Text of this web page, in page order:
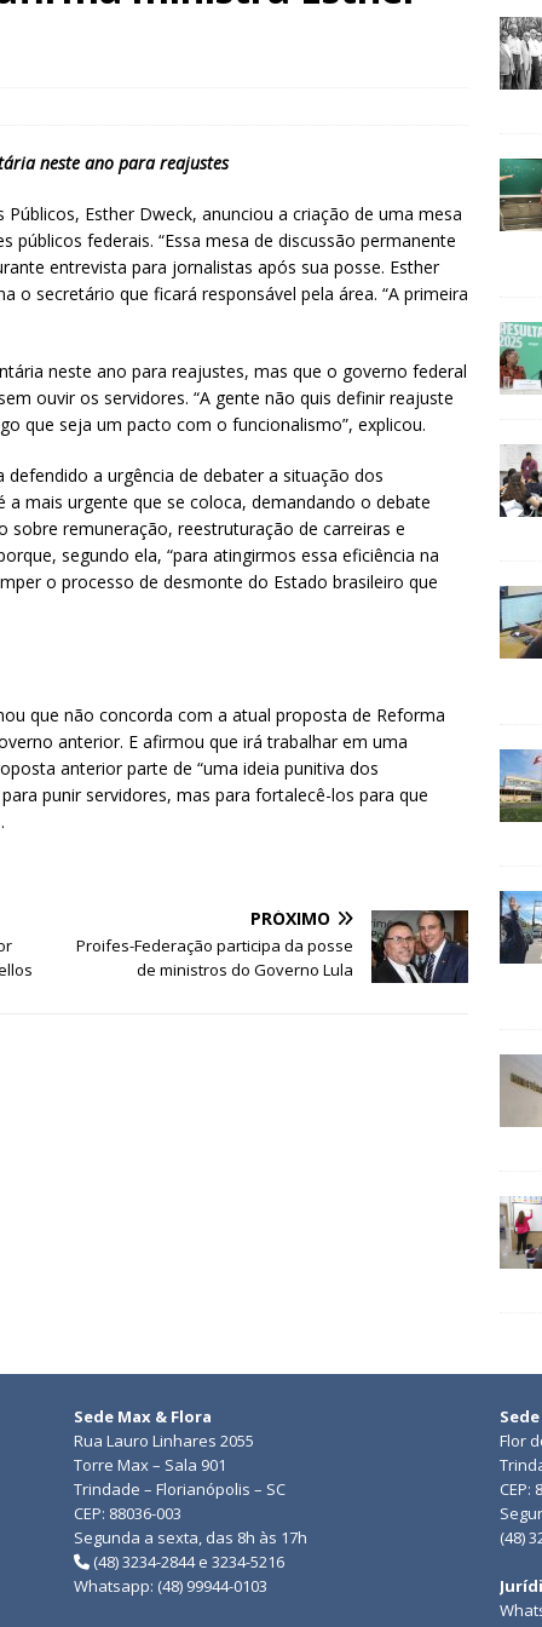
neste ano para reajustes
Esther Dweck, anunciou a criação de uma mesa
federais. “Essa mesa de discussão permanente
entrevista para jornalistas após sua posse. Esther
o secretário que ficará responsável pela área. “A primeira
neste ano para reajustes, mas que o governo federal
ouvir os servidores. “A gente não quis definir reajuste
que seja um pacto com o funcionalismo”, explicou.
a urgência de debater a situação dos
a mais urgente que se coloca, demandando o debate
sobre remuneração, reestruturação de carreiras e
segundo ela, “para atingirmos essa eficiência na
o processo de desmonte do Estado brasileiro que
que não concorda com a atual proposta de Reforma
anterior. E afirmou que irá trabalhar em uma
anterior parte de “uma ideia punitiva dos
punir servidores, mas para fortalecê-los para que
PRÓXIMO
Proifes-Federação participa da posse
de ministros do Governo Lula
Sede Max & Flora
Rua Lauro Linhares 2055
Torre Max – Sala 901
Trindade – Florianópolis – SC
CEP: 88036-003
Segunda a sexta, das 8h às 17h
(48) 3234-2844 e 3234-5216
Whatsapp: (48) 99944-0103
Flor
CEP:
(48)